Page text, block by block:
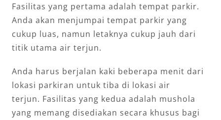
Fasilitas yang pertama adalah tempat parkir.
Anda akan menjumpai tempat parkir yang
cukup luas, namun letaknya cukup jauh dari
titik utama air terjun.
Anda harus berjalan kaki beberapa menit dari
lokasi parkiran untuk tiba di lokasi air
terjun. Fasilitas yang kedua adalah mushola
yang memang disediakan secara khusus bagi